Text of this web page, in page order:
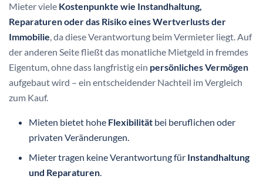
Mieter viele Kostenpunkte wie Instandhaltung,
Reparaturen oder das Risiko eines Wertverlusts der
Immobilie, da diese Verantwortung beim Vermieter liegt. Auf
der anderen Seite fließt das monatliche Mietgeld in fremdes
Eigentum, ohne dass langfristig ein persönliches Vermögen
aufgebaut wird – ein entscheidender Nachteil im Vergleich
zum Kauf.
Mieten bietet hohe Flexibilität bei beruflichen oder
privaten Veränderungen.
Mieter tragen keine Verantwortung für Instandhaltung
und Reparaturen.